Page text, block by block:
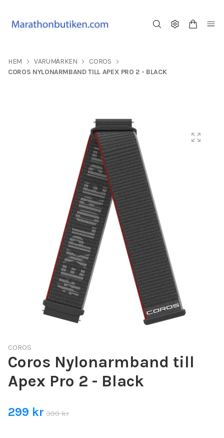
HEM VARUMÄRKEN
COROS
COROS NYLONARMBAND TILL APEX PRO 2 - BLACK
COROS
Coros Nylonarmband till
Apex Pro 2 - Black
299 kr 399 kr